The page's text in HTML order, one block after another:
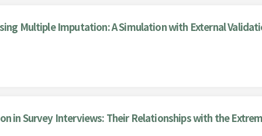
Multiple Imputation: A Simulation with External
in Survey Interviews: Their Relationships with the